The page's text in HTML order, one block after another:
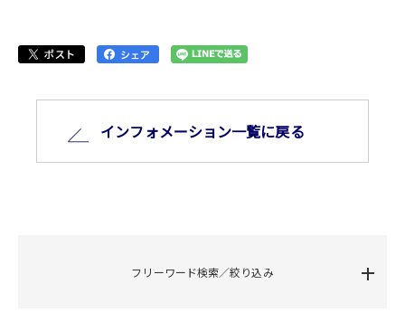
インフォメーション⼀覧に戻る
フリーワード検索／絞り込み